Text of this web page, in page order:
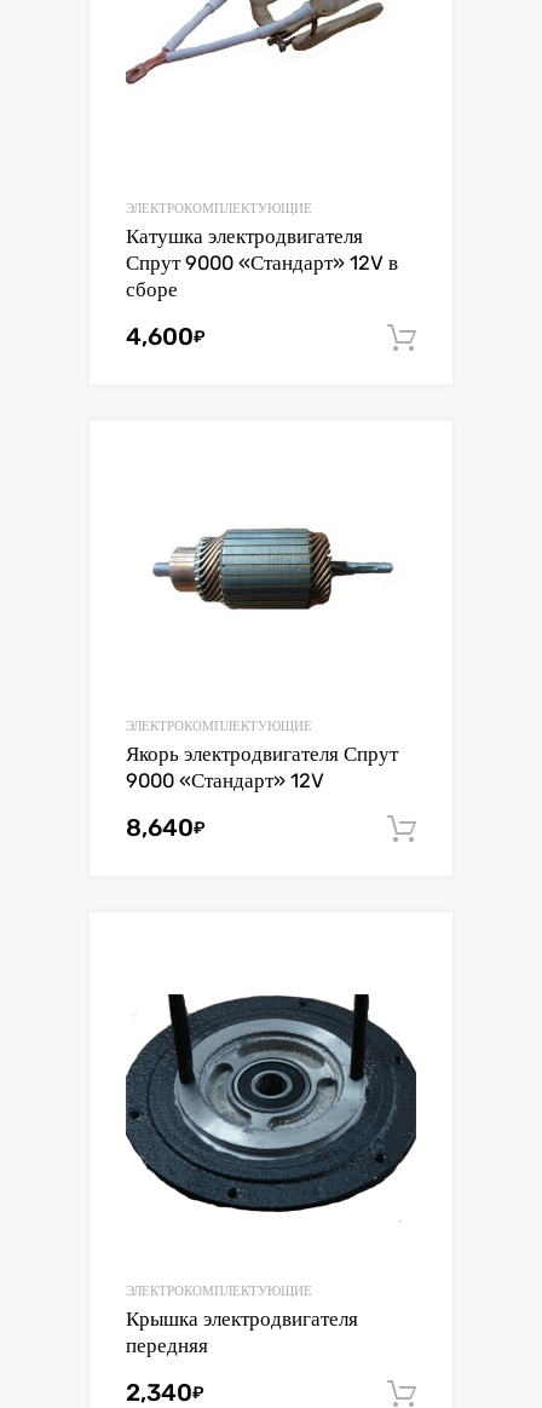
ЭЛЕКТРОКОМПЛЕКТУЮЩИЕ
Катушка электродвигателя
Спрут 9000 «Стандарт» 12V в
сборе
4,600₽
ЭЛЕКТРОКОМПЛЕКТУЮЩИЕ
Якорь электродвигателя Спрут
9000 «Стандарт» 12V
8,640₽
ЭЛЕКТРОКОМПЛЕКТУЮЩИЕ
Крышка электродвигателя
передняя
2,340₽